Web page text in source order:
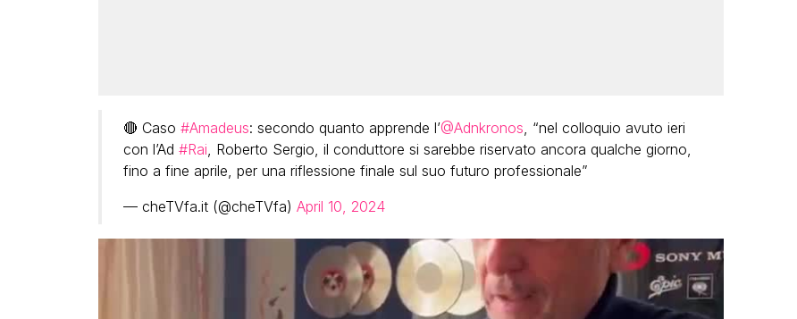
🔴 Caso #Amadeus: secondo quanto apprende l’@Adnkronos, “nel colloquio avuto ieri
con l’Ad #Rai, Roberto Sergio, il conduttore si sarebbe riservato ancora qualche giorno,
fino a fine aprile, per una riflessione finale sul suo futuro professionale”
— cheTVfa.it (@cheTVfa) April 10, 2024